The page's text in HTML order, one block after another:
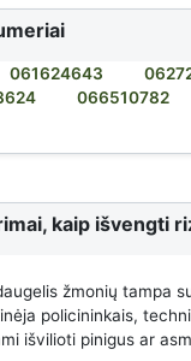
061624643
066510782
kaip išvengti
žmonių tampa
policininkais,
išvilioti pinigus ar